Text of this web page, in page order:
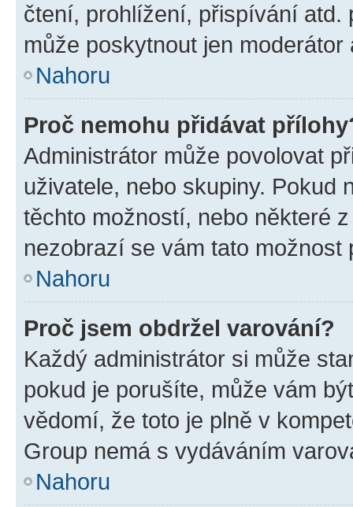
čtení, prohlížení, přispívání atd.
může poskytnout jen
Nahoru
Proč nemohu přidávat
Administrátor může povolovat
uživatele, nebo skupiny. Pokud
těchto možností, nebo některé
nezobrazí se vám tato
Nahoru
Proč jsem obdržel varování?
Každý administrátor si může
pokud je porušíte, může vám
vědomí, že toto je plně v
Group nemá s vydáváním
Nahoru